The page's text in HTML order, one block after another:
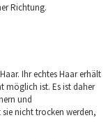
Richtung.
Ihr echtes Haar erhält
möglich ist. Es ist daher
und
nicht trocken werden,